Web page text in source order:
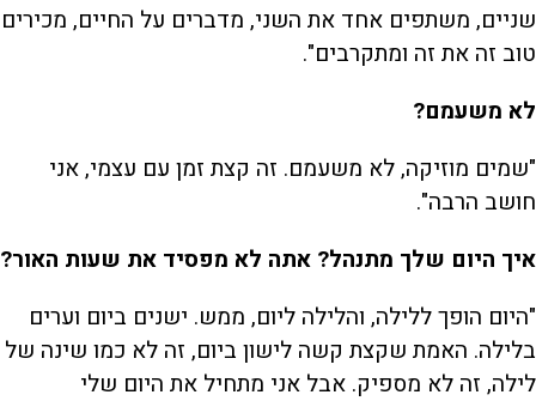
שניים, משתפים אחד את השני, מדברים על החיים, מכירים
טוב זה את זה ומתקרבים".
לא משעמם?
"שמים מוזיקה, לא משעמם. זה קצת זמן עם עצמי, אני
חושב הרבה".
איך היום שלך מתנהל? אתה לא מפסיד את שעות האור?
"היום הופך ללילה, והלילה ליום, ממש. ישנים ביום וערים
בלילה. האמת שקצת קשה לישון ביום, זה לא כמו שינה של
לילה, זה לא מספיק. אבל אני מתחיל את היום שלי